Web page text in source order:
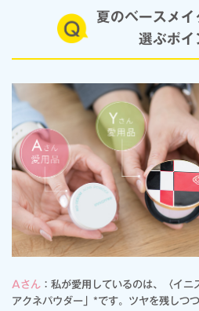
夏のベースメイ
選ぶポイ
Aさん ：私が愛用しているのは、〈イ
アクネパウダー」*です。ツヤを残しつ